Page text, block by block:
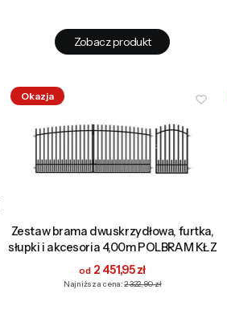
Zobacz produkt
Okazja
Zestaw brama dwuskrzydłowa, furtka,
słupki i akcesoria 4,00m POLBRAM KŁZ
Cena promocyjna
2 451,95 zł
Najniższa cena: 2 322,90 zł